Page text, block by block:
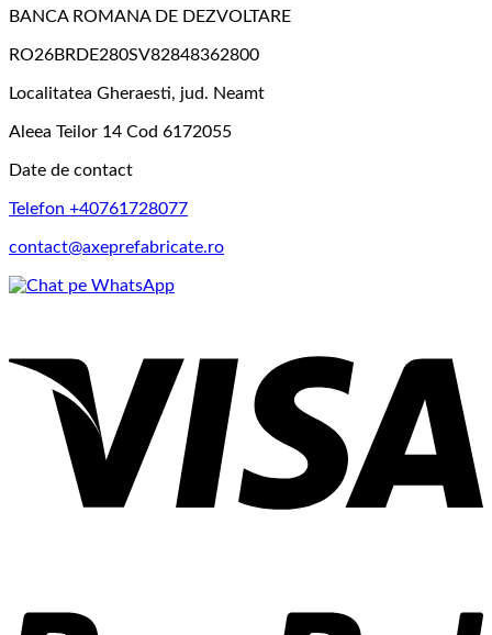
BANCA ROMANA DE DEZVOLTARE
RO26BRDE280SV82848362800
Localitatea Gheraesti, jud. Neamt
Aleea Teilor 14 Cod 6172055
Date de contact
Telefon +40761728077
contact@axeprefabricate.ro